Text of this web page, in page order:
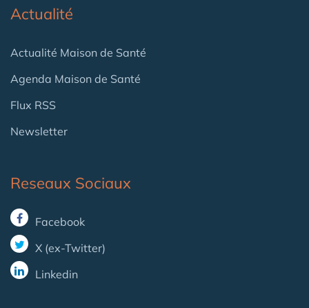
Actualité
Actualité Maison de Santé
Agenda Maison de Santé
Flux RSS
Newsletter
Reseaux Sociaux
Facebook
X (ex-Twitter)
Linkedin